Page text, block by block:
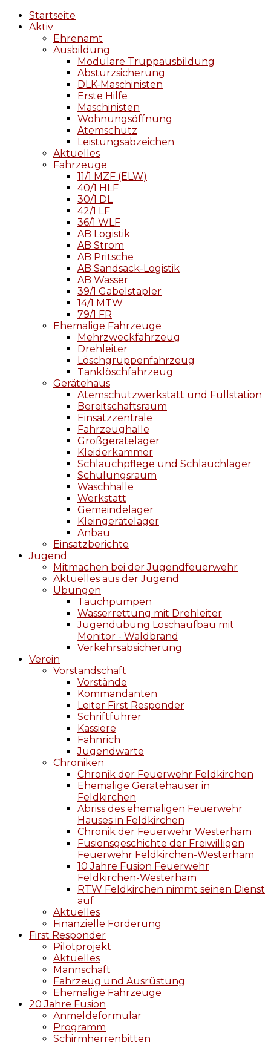
Startseite
Aktiv
Ehrenamt
Ausbildung
Modulare Truppausbildung
Absturzsicherung
DLK-Maschinisten
Erste Hilfe
Maschinisten
Wohnungsöffnung
Atemschutz
Leistungsabzeichen
Aktuelles
Fahrzeuge
11/1 MZF (ELW)
40/1 HLF
30/1 DL
42/1 LF
36/1 WLF
AB Logistik
AB Strom
AB Pritsche
AB Sandsack-Logistik
AB Wasser
39/1 Gabelstapler
14/1 MTW
79/1 FR
Ehemalige Fahrzeuge
Mehrzweckfahrzeug
Drehleiter
Löschgruppenfahrzeug
Tanklöschfahrzeug
Gerätehaus
Atemschutzwerkstatt und Füllstation
Bereitschaftsraum
Einsatzzentrale
Fahrzeughalle
Großgerätelager
Kleiderkammer
Schlauchpflege und Schlauchlager
Schulungsraum
Waschhalle
Werkstatt
Gemeindelager
Kleingerätelager
Anbau
Einsatzberichte
Jugend
Mitmachen bei der Jugendfeuerwehr
Aktuelles aus der Jugend
Übungen
Tauchpumpen
Wasserrettung mit Drehleiter
Jugendübung Löschaufbau mit
Monitor - Waldbrand
Verkehrsabsicherung
Verein
Vorstandschaft
Vorstände
Kommandanten
Leiter First Responder
Schriftführer
Kassiere
Fähnrich
Jugendwarte
Chroniken
Chronik der Feuerwehr Feldkirchen
Ehemalige Gerätehäuser in
Feldkirchen
Abriss des ehemaligen Feuerwehr
Hauses in Feldkirchen
Chronik der Feuerwehr Westerham
Fusionsgeschichte der Freiwilligen
Feuerwehr Feldkirchen-Westerham
10 Jahre Fusion Feuerwehr
Feldkirchen-Westerham
RTW Feldkirchen nimmt seinen Dienst
auf
Aktuelles
Finanzielle Förderung
First Responder
Pilotprojekt
Aktuelles
Mannschaft
Fahrzeug und Ausrüstung
Ehemalige Fahrzeuge
20 Jahre Fusion
Anmeldeformular
Programm
Schirmherrenbitten